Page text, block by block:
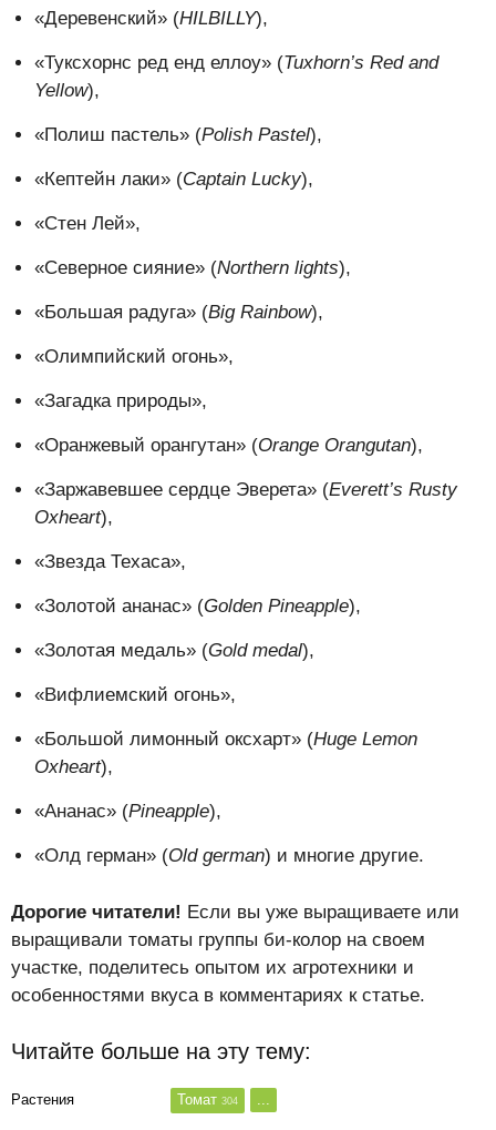
«Деревенский» (HILBILLY),
«Туксхорнс ред енд еллоу» (Tuxhorn’s Red and
Yellow),
«Полиш пастель» (Polish Pastel),
«Кептейн лаки» (Captain Lucky),
«Стен Лей»,
«Северное сияние» (Northern lights),
«Большая радуга» (Big Rainbow),
«Олимпийский огонь»,
«Загадка природы»,
«Оранжевый орангутан» (Orange Orangutan),
«Заржавевшее сердце Эверета» (Everett’s Rusty
Oxheart),
«Звезда Техаса»,
«Золотой ананас» (Golden Pineapple),
«Золотая медаль» (Gold medal),
«Вифлиемский огонь»,
«Большой лимонный оксхарт» (Huge Lemon
Oxheart),
«Ананас» (Pineapple),
«Олд герман» (Old german) и многие другие.
Дорогие читатели! Если вы уже выращиваете или
выращивали томаты группы би-колор на своем
участке, поделитесь опытом их агротехники и
особенностями вкуса в комментариях к статье.
Читайте больше на эту тему:
Растения Томат 304